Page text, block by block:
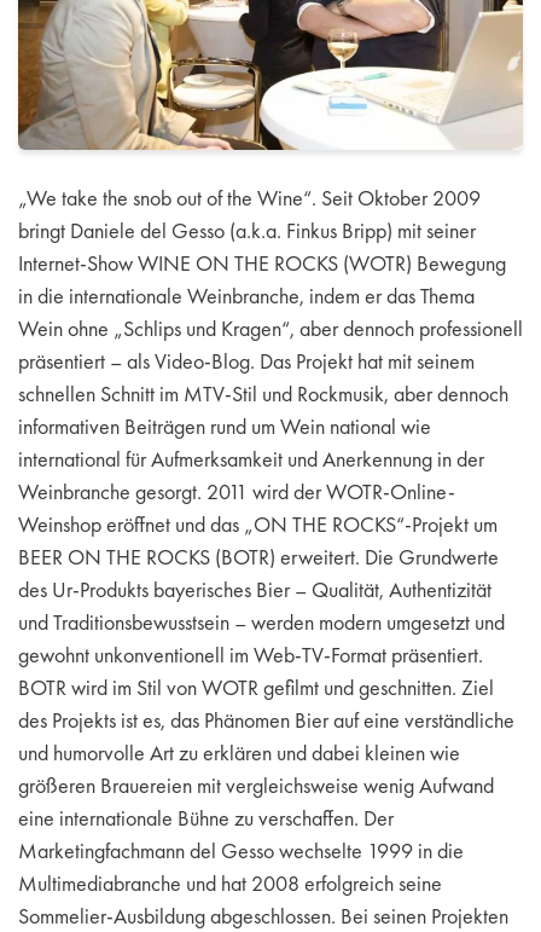
„We take the snob out of the Wine“. Seit Oktober 2009
bringt Daniele del Gesso (a.k.a. Finkus Bripp) mit seiner
Internet-Show WINE ON THE ROCKS (WOTR) Bewegung
in die internationale Weinbranche, indem er das Thema
Wein ohne „Schlips und Kragen“, aber dennoch professionell
präsentiert – als Video-Blog. Das Projekt hat mit seinem
schnellen Schnitt im MTV-Stil und Rockmusik, aber dennoch
informativen Beiträgen rund um Wein national wie
international für Aufmerksamkeit und Anerkennung in der
Weinbranche gesorgt. 2011 wird der WOTR-Online-
Weinshop eröffnet und das „ON THE ROCKS“-Projekt um
BEER ON THE ROCKS (BOTR) erweitert. Die Grundwerte
des Ur-Produkts bayerisches Bier – Qualität, Authentizität
und Traditionsbewusstsein – werden modern umgesetzt und
gewohnt unkonventionell im Web-TV-Format präsentiert.
BOTR wird im Stil von WOTR gefilmt und geschnitten. Ziel
des Projekts ist es, das Phänomen Bier auf eine verständliche
und humorvolle Art zu erklären und dabei kleinen wie
größeren Brauereien mit vergleichsweise wenig Aufwand
eine internationale Bühne zu verschaffen. Der
Marketingfachmann del Gesso wechselte 1999 in die
Multimediabranche und hat 2008 erfolgreich seine
Sommelier-Ausbildung abgeschlossen. Bei seinen Projekten